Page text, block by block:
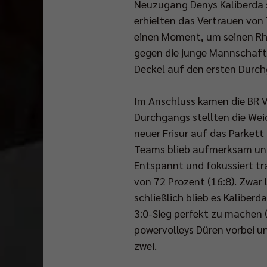
Neuzugang Denys
erhielten das Vertrauen
einen Moment, um seinen
gegen die junge
Deckel auf den ersten
Im Anschluss kamen die
Durchgangs stellten die
neuer Frisur auf das
Teams blieb aufmerksam
Entspannt und fokussiert
von 72 Prozent (16:8).
schließlich blieb es
3:0-Sieg perfekt zu machen
powervolleys Düren vorbei
zwei.